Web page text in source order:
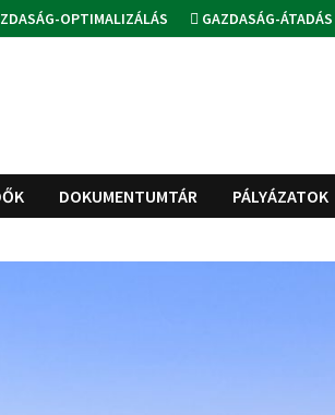
OPTIMALIZÁLÁS GAZDASÁG-ÁTADÁS
DOKUMENTUMTÁR PÁLYÁZATOK